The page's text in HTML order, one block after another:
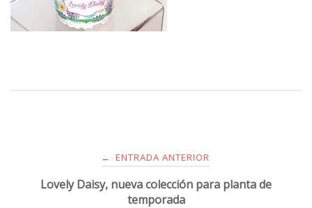
← ENTRADA ANTERIOR
Lovely Daisy, nueva colección para planta de
temporada